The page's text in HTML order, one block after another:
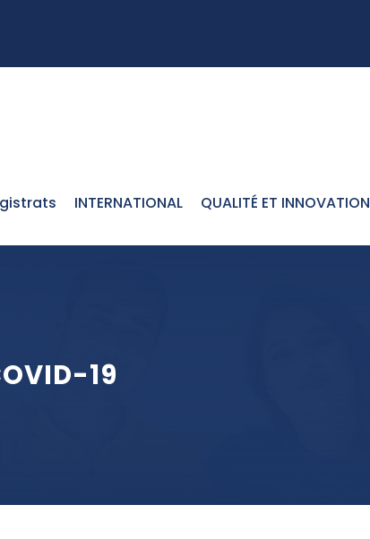
INTERNATIONAL QUALITÉ ET INNOVATION
19